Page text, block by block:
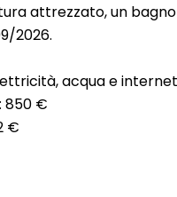
attrezzato, un
2026.
acqua e
850 €
€